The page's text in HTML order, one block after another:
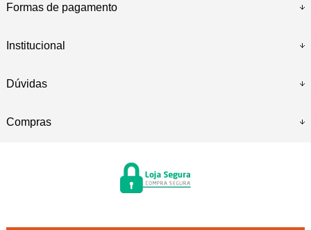
Formas de pagamento
Institucional
Dúvidas
Compras